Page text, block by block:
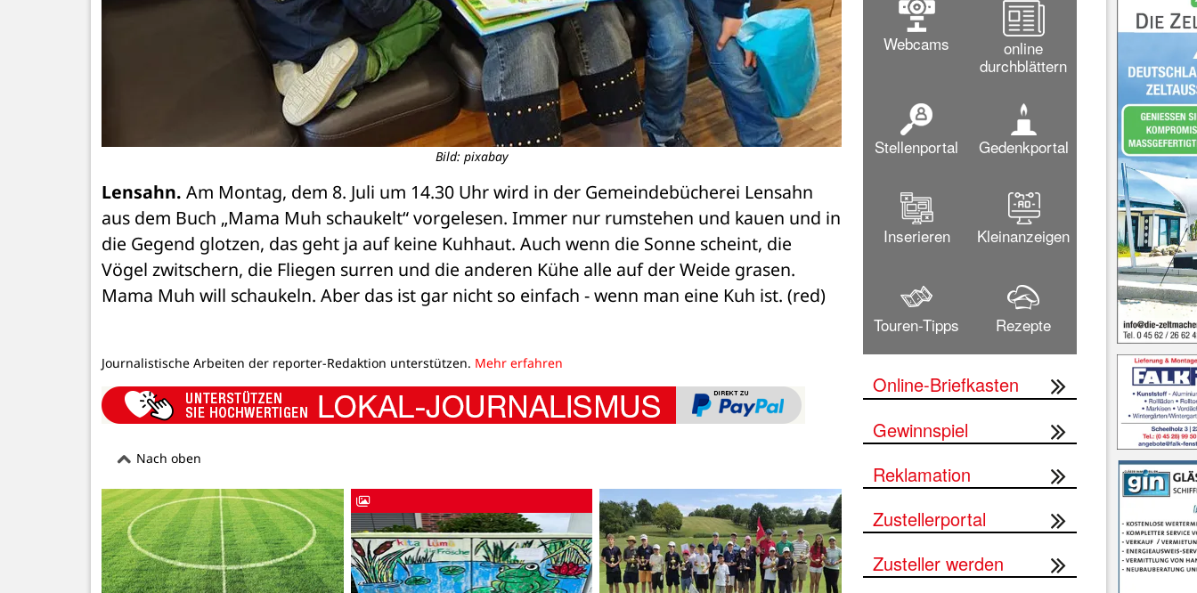
Bild: pixabay
Lensahn. Am Montag, dem 8. Juli um 14.30 Uhr wird in der Gemeindebücherei Lensahn
aus dem Buch „Mama Muh schaukelt“ vorgelesen. Immer nur rumstehen und kauen und in
die Gegend glotzen, das geht ja auf keine Kuhhaut. Auch wenn die Sonne scheint, die
Vögel zwitschern, die Fliegen surren und die anderen Kühe alle auf der Weide grasen.
Mama Muh will schaukeln. Aber das ist gar nicht so einfach - wenn man eine Kuh ist. (red)
Journalistische Arbeiten der reporter-Redaktion unterstützen. Mehr erfahren
Nach oben
Webcams
online
durchblättern
Stellenportal Gedenkportal
Inserieren Kleinanzeigen
Touren-Tipps Rezepte
Online-Briefkasten
Gewinnspiel
Reklamation
Zustellerportal
Zusteller werden